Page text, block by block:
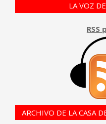
LA VOZ
RSS
ARCHIVO DE LA CASA